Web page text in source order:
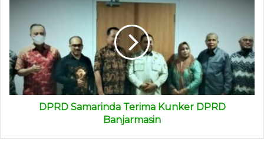
DPRD Samarinda Terima Kunker DPRD
Banjarmasin